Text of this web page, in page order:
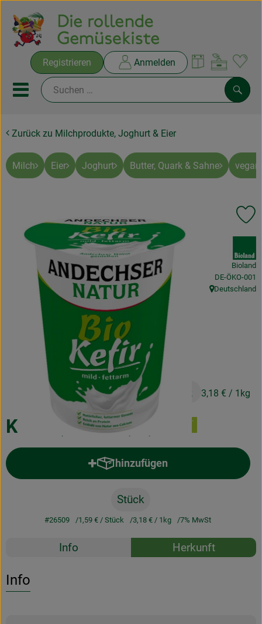
Registrieren Anmelden
Mobiles Menu öffnen oder
Ökokisten
Rezepte
NEUES & ANGEBOTE
Ökokisten
Obst & Gemüse
Frisches
Naturkost
Getränke
Drogerie & Diverses
Über uns
Zurück zu Milchprodukte, Joghurt & Eier
Milch Eier Joghurt Butter, Quark & Sahne
Kefir 1,5% Fett, 0,5l
1,59 € / Stück 3,18 € / 1kg
Bioland
, Kontrollstelle:
DE-ÖKO-001
, Herkunft:
Deutschland
hinzufügen
Produkt zum Warenkorb
Stück
#26509 1,59 €/ Stück 3,18 €/ 1kg 7% MwSt
Rezepte
Info Herkunft
Info